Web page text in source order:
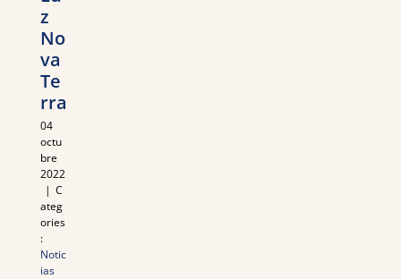
z
No
va
Te
rra
04
octu
bre
2022
| C
ateg
ories
:
Notic
ias